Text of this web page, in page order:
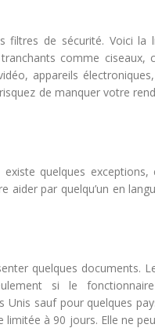
filtres de sécurité. Voici
comme
appareils
de manquer votre
quelques
par quelqu’un en
quelques documents.
si le
sauf pour quelques
à 90 jours. Elle ne